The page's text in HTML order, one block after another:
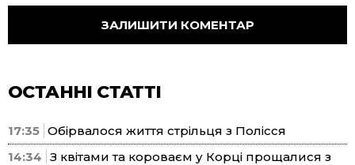
ОСТАННІ СТАТТІ
17:35 Обірвалося життя стрільця з Полісся
14:34 З квітами та короваєм у Корці прощалися з